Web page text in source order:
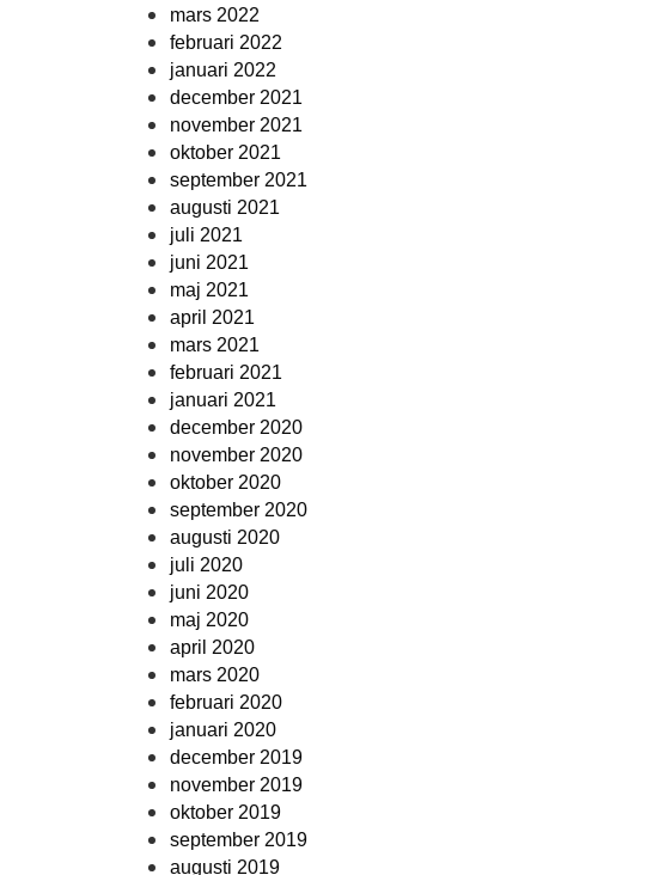
mars 2022
februari 2022
januari 2022
december 2021
november 2021
oktober 2021
september 2021
augusti 2021
juli 2021
juni 2021
maj 2021
april 2021
mars 2021
februari 2021
januari 2021
december 2020
november 2020
oktober 2020
september 2020
augusti 2020
juli 2020
juni 2020
maj 2020
april 2020
mars 2020
februari 2020
januari 2020
december 2019
november 2019
oktober 2019
september 2019
augusti 2019